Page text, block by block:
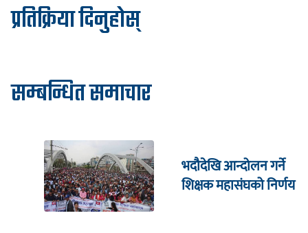
प्रतिक्रिया दिनुहोस्
सम्बन्धित समाचार
भदौदेखि आन्दोलन गर्ने
शिक्षक महासंघको निर्णय